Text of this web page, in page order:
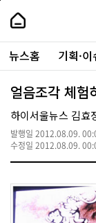
본
로
가
내
손
안
에
서
울
-
서
울
시
대
표
소
포
털
주
요
서
뉴스홈 기획·
얼음조각 체험
하이서울뉴스 김효
발행일 2012.08.09.
수정일 2012.08.09.
페
상
단
로